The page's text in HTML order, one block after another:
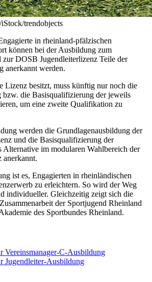
trendobjects
in rheinland-pfälzischen
können bei der Ausbildung zum
zur DOSB Jugendleiterlizenz Teile der
anerkannt werden.
Lizenz besitzt, muss künftig nur noch die
bzw. die Basisqualifizierung der jeweils
um eine zweite Qualifikation zu
werden die Grundlagenausbildung der
und die Basisqualifizierung der
Alternative im modularen Wahlbereich der
anerkannt.
ist es, Engagierten in rheinländischen
zu erleichtern. So wird der Weg
individueller. Gleichzeitig zeigt sich die
der Sportjugend Rheinland
des Sportbundes Rheinland.
Vereinsmanager-C-Ausbildung
Jugendleiter-Ausbildung